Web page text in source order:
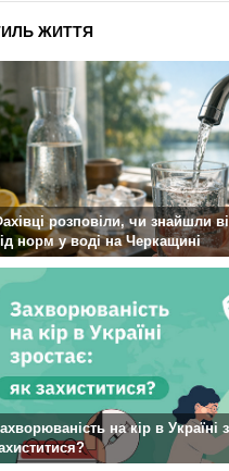
ЖИТТЯ
розповіли, чи знайшли
норм у воді на Черкащині
на кір в Україні